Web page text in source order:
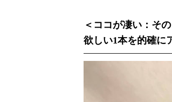
＜ココが凄い：その
欲しい1本を的確に